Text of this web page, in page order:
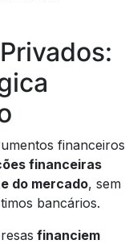
financeiros
financeiras
do mercado, sem
bancários.
financiem